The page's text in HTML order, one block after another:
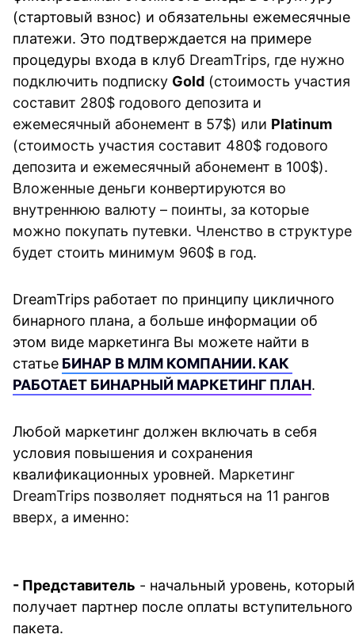
(стартовый взнос) и обязательны ежемесячные
платежи. Это подтверждается на примере
процедуры входа в клуб DreamTrips, где нужно
подключить подписку Gold (стоимость участия
составит 280$ годового депозита и
ежемесячный абонемент в 57$) или Platinum
(стоимость участия составит 480$ годового
депозита и ежемесячный абонемент в 100$).
Вложенные деньги конвертируются во
внутреннюю валюту – поинты, за которые
можно покупать путевки. Членство в структуре
будет стоить минимум 960$ в год.
DreamTrips работает по принципу цикличного
бинарного плана, а больше информации об
этом виде маркетинга Вы можете найти в
статье БИНАР В МЛМ КОМПАНИИ. КАК
РАБОТАЕТ БИНАРНЫЙ МАРКЕТИНГ ПЛАН.
Любой маркетинг должен включать в себя
условия повышения и сохранения
квалификационных уровней. Маркетинг
DreamTrips позволяет подняться на 11 рангов
вверх, а именно:
- Представитель - начальный уровень, который
получает партнер после оплаты вступительного
пакета.